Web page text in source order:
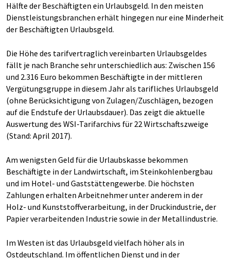
Hälfte der Beschäftigten ein Urlaubsgeld. In den meisten
Dienstleistungsbranchen erhält hingegen nur eine Minderheit
der Beschäftigten Urlaubsgeld.
Die Höhe des tarifvertraglich vereinbarten Urlaubsgeldes
fällt je nach Branche sehr unterschiedlich aus: Zwischen 156
und 2.316 Euro bekommen Beschäftigte in der mittleren
Vergütungsgruppe in diesem Jahr als tarifliches Urlaubsgeld
(ohne Berücksichtigung von Zulagen/Zuschlägen, bezogen
auf die Endstufe der Urlaubsdauer). Das zeigt die aktuelle
Auswertung des WSI-Tarifarchivs für 22 Wirtschaftszweige
(Stand: April 2017).
Am wenigsten Geld für die Urlaubskasse bekommen
Beschäftigte in der Landwirtschaft, im Steinkohlenbergbau
und im Hotel- und Gaststättengewerbe. Die höchsten
Zahlungen erhalten Arbeitnehmer unter anderem in der
Holz- und Kunststoffverarbeitung, in der Druckindustrie, der
Papier verarbeitenden Industrie sowie in der Metallindustrie.
Im Westen ist das Urlaubsgeld vielfach höher als in
Ostdeutschland. Im öffentlichen Dienst und in der